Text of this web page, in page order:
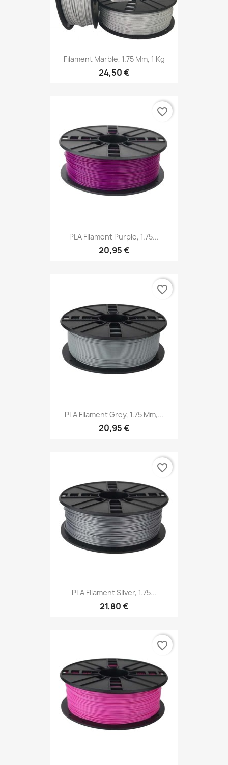
Filament Marble, 1.75 Mm, 1 Kg
24,50 €
PLA Filament Purple, 1.75...
20,95 €
favorite_border
PLA Filament Grey, 1.75 Mm,...
20,95 €
favorite_border
PLA Filament Silver, 1.75...
21,80 €
favorite_border
favorite_border